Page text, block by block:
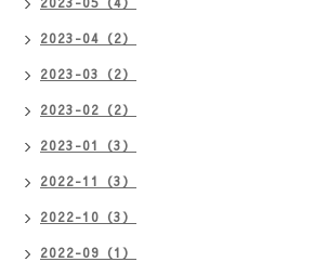
2023-04（2）
2023-03（2）
2023-02（2）
2023-01（3）
2022-11（3）
2022-10（3）
2022-09（1）